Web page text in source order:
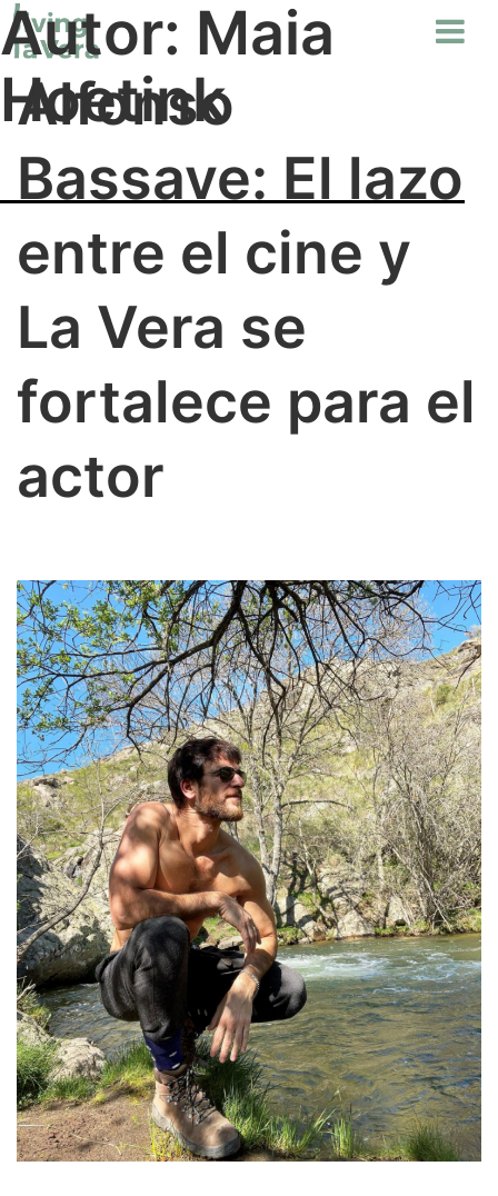
Autor: Maia
Hoetink
Alfonso
Bassave: El lazo
entre el cine y
La Vera se
fortalece para el
actor